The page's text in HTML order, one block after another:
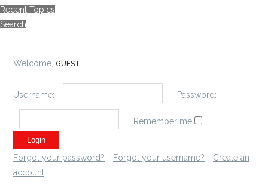
Recent Topics
Search
Welcome, GUEST
Username: Password:
Remember me
Forgot your password? Forgot your username?
Create an
account